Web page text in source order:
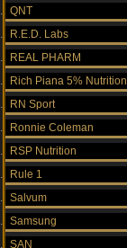
QNT
R.E.D. Labs
REAL PHARM
Rich Piana 5% Nutrition
RN Sport
Ronnie Coleman
RSP Nutrition
Rule 1
Salvum
Samsung
SAN